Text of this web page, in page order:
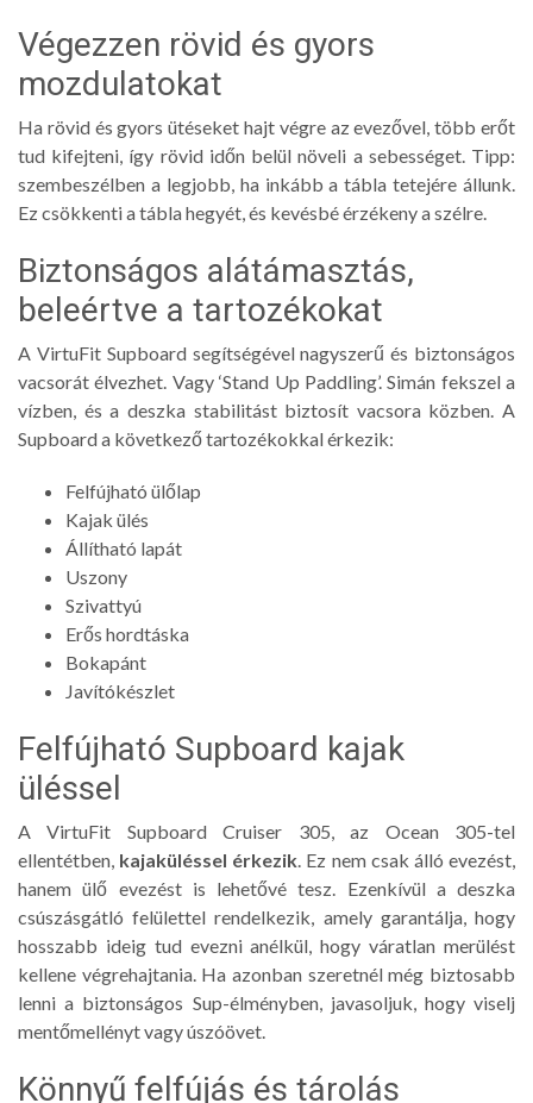
Végezzen rövid és gyors
mozdulatokat
Ha rövid és gyors ütéseket hajt végre az evezővel, több erőt
tud kifejteni, így rövid időn belül növeli a sebességet. Tipp:
szembeszélben a legjobb, ha inkább a tábla tetejére állunk.
Ez csökkenti a tábla hegyét, és kevésbé érzékeny a szélre.
Biztonságos alátámasztás,
beleértve a tartozékokat
A VirtuFit Supboard segítségével nagyszerű és biztonságos
vacsorát élvezhet. Vagy ‘Stand Up Paddling’. Simán fekszel a
vízben, és a deszka stabilitást biztosít vacsora közben. A
Supboard a következő tartozékokkal érkezik:
Felfújható ülőlap
Kajak ülés
Állítható lapát
Uszony
Szivattyú
Erős hordtáska
Bokapánt
Javítókészlet
Felfújható Supboard kajak
üléssel
A VirtuFit Supboard Cruiser 305, az Ocean 305-tel
ellentétben, kajaküléssel érkezik. Ez nem csak álló evezést,
hanem ülő evezést is lehetővé tesz. Ezenkívül a deszka
csúszásgátló felülettel rendelkezik, amely garantálja, hogy
hosszabb ideig tud evezni anélkül, hogy váratlan merülést
kellene végrehajtania. Ha azonban szeretnél még biztosabb
lenni a biztonságos Sup-élményben, javasoljuk, hogy viselj
mentőmellényt vagy úszóövet.
Könnyű felfújás és tárolás